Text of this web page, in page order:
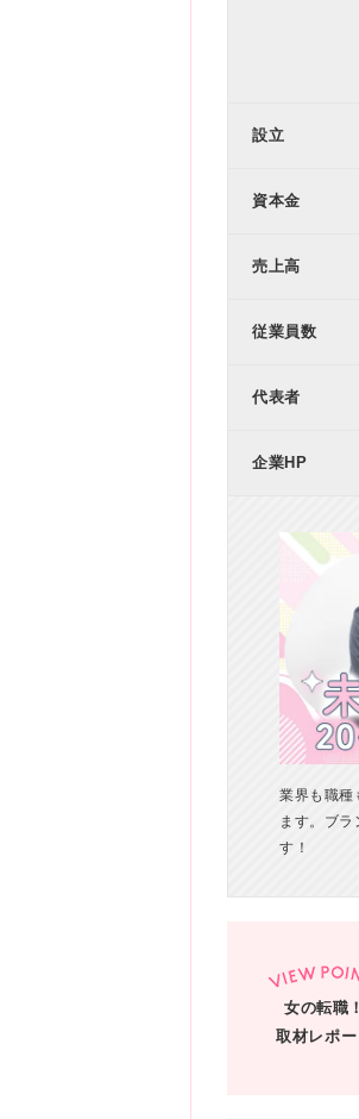
設立
資本金
売上高
従業員数
代表者
企業HP
業界も職種
ます。ブラ
す！
女の転職！
取材レポー